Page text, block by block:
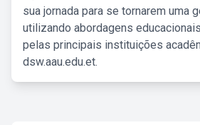
sua jornada para se tornarem uma
utilizando abordagens
pelas principais instituições
dsw.aau.edu.et.